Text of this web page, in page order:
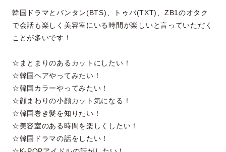
韓国ドラマとバンタン(BTS)、トゥバ(TXT)、ZB1のオタク
で会話も楽しく美容室にいる時間が楽しいと言っていただく
ことが多いです！
☆まとまりのあるカットにしたい！
☆韓国ヘアやってみたい！
☆韓国カラーやってみたい！
☆顔まわりの小顔カット気になる！
☆韓国巻き髪を知りたい！
☆美容室のある時間を楽しくしたい！
☆韓国ドラマの話をしたい！